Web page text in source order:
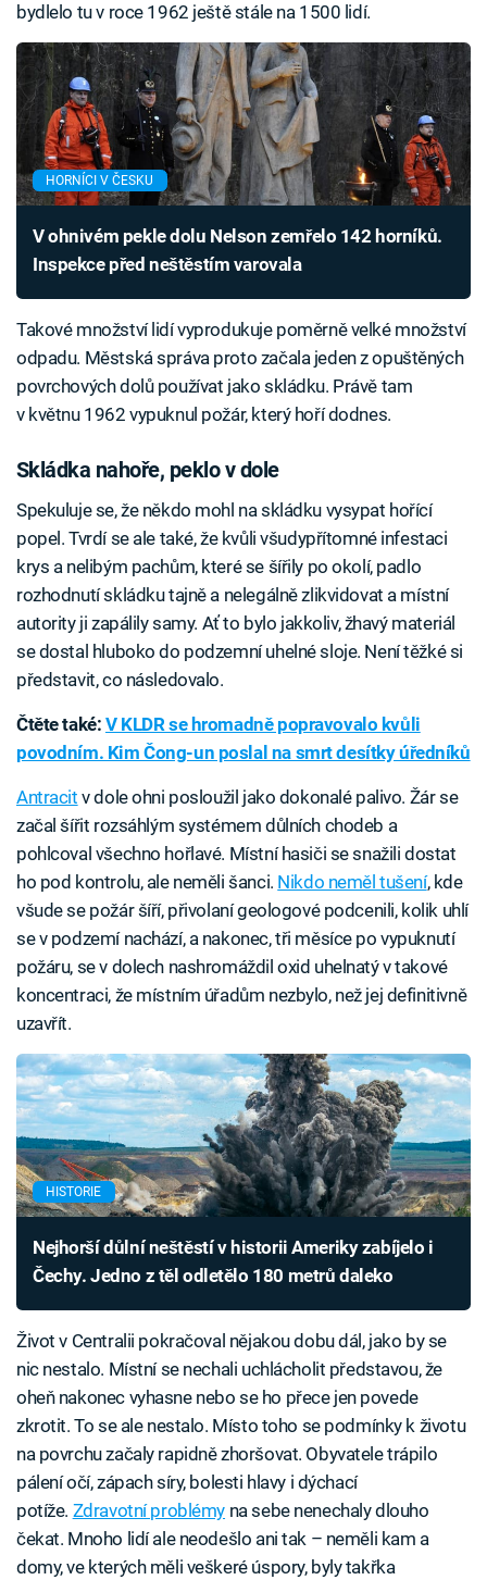
bydlelo tu v roce 1962 ještě stále na 1500 lidí.
HORNÍCI V ČESKU
V ohnivém pekle dolu Nelson zemřelo 142 horníků.
Inspekce před neštěstím varovala
Takové množství lidí vyprodukuje poměrně velké množství
odpadu. Městská správa proto začala jeden z opuštěných
povrchových dolů používat jako skládku. Právě tam
v květnu 1962 vypuknul požár, který hoří dodnes.
Skládka nahoře, peklo v dole
Spekuluje se, že někdo mohl na skládku vysypat hořící
popel. Tvrdí se ale také, že kvůli všudypřítomné infestaci
krys a nelibým pachům, které se šířily po okolí, padlo
rozhodnutí skládku tajně a nelegálně zlikvidovat a místní
autority ji zapálily samy. Ať to bylo jakkoliv, žhavý materiál
se dostal hluboko do podzemní uhelné sloje. Není těžké si
představit, co následovalo.
Čtěte také: V KLDR se hromadně popravovalo kvůli
povodním. Kim Čong-un poslal na smrt desítky úředníků
Antracit v dole ohni posloužil jako dokonalé palivo. Žár se
začal šířit rozsáhlým systémem důlních chodeb a
pohlcoval všechno hořlavé. Místní hasiči se snažili dostat
ho pod kontrolu, ale neměli šanci. Nikdo neměl tušení, kde
všude se požár šíří, přivolaní geologové podcenili, kolik uhlí
se v podzemí nachází, a nakonec, tři měsíce po vypuknutí
požáru, se v dolech nashromáždil oxid uhelnatý v takové
koncentraci, že místním úřadům nezbylo, než jej definitivně
uzavřít.
HISTORIE
Nejhorší důlní neštěstí v historii Ameriky zabíjelo i
Čechy. Jedno z těl odletělo 180 metrů daleko
Život v Centralii pokračoval nějakou dobu dál, jako by se
nic nestalo. Místní se nechali uchlácholit představou, že
oheň nakonec vyhasne nebo se ho přece jen povede
zkrotit. To se ale nestalo. Místo toho se podmínky k životu
na povrchu začaly rapidně zhoršovat. Obyvatele trápilo
pálení očí, zápach síry, bolesti hlavy i dýchací
potíže. Zdravotní problémy na sebe nenechaly dlouho
čekat. Mnoho lidí ale neodešlo ani tak – neměli kam a
domy, ve kterých měli veškeré úspory, byly takřka